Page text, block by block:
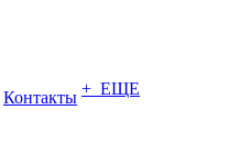
Контакты + ЕЩЕ